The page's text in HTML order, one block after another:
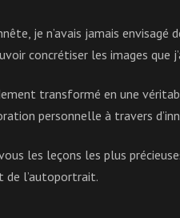
je n’avais jamais envisagé
concrétiser les images
transformé en une
personnelle à travers
les leçons les plus
de l’autoportrait.